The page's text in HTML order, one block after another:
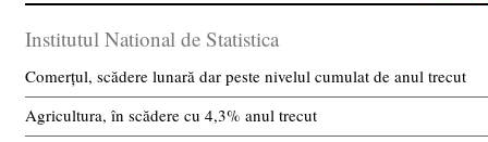
Institutul National de Statistica
Comerțul, scădere lunară dar peste nivelul cumulat de anul trecut
Agricultura, în scădere cu 4,3% anul trecut